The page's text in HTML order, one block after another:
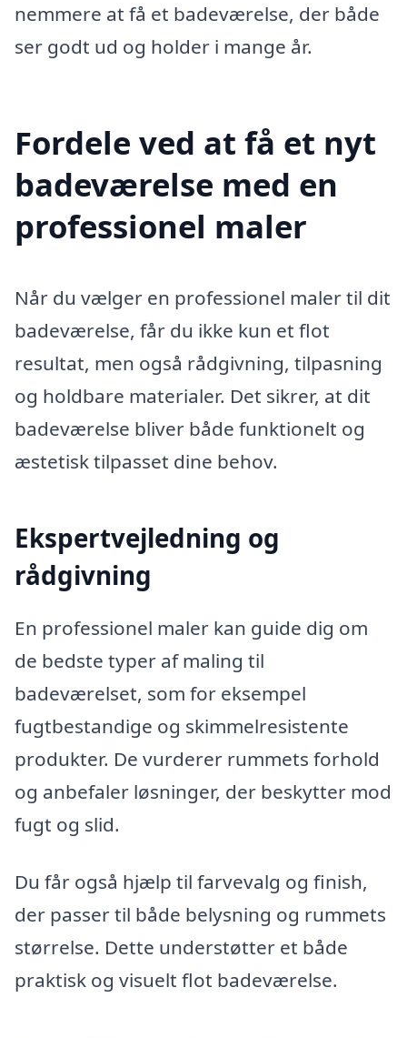
nemmere at få et badeværelse, der både
ser godt ud og holder i mange år.
Fordele ved at få et nyt
badeværelse med en
professionel maler
Når du vælger en professionel maler til dit
badeværelse, får du ikke kun et flot
resultat, men også rådgivning, tilpasning
og holdbare materialer. Det sikrer, at dit
badeværelse bliver både funktionelt og
æstetisk tilpasset dine behov.
Ekspertvejledning og
rådgivning
En professionel maler kan guide dig om
de bedste typer af maling til
badeværelset, som for eksempel
fugtbestandige og skimmelresistente
produkter. De vurderer rummets forhold
og anbefaler løsninger, der beskytter mod
fugt og slid.
Du får også hjælp til farvevalg og finish,
der passer til både belysning og rummets
størrelse. Dette understøtter et både
praktisk og visuelt flot badeværelse.